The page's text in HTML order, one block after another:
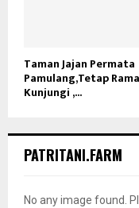
Taman Jajan Permata
Pamulang,Tetap
Kunjungi ,...
PATRITANI.FARM
No any image found.